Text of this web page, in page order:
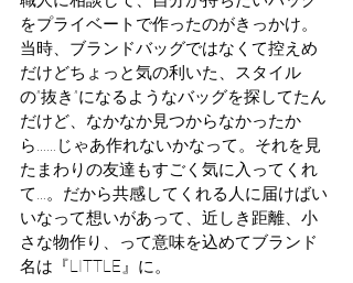
をプライベートで作ったのがきっかけ。
当時、ブランドバッグではなくて控えめ
だけどちょっと気の利いた、スタイル
の”抜き”になるようなバッグを探してたん
だけど、なかなか見つからなかったか
ら……じゃあ作れないかなって。それを見
たまわりの友達もすごく気に入ってくれ
て…。だから共感してくれる人に届けばい
いなって想いがあって、近しき距離、小
さな物作り、って意味を込めてブランド
名は『LITTLE』に。